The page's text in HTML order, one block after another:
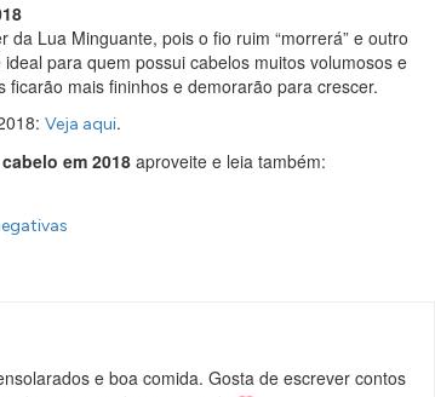
Lua Minguante, pois o fio ruim “morrerá” e outro
para quem possui cabelos muitos volumosos e
mais fininhos e demorarão para crescer.
Veja aqui.
em 2018aproveite e leia também:
e boa comida. Gosta de escrever contos